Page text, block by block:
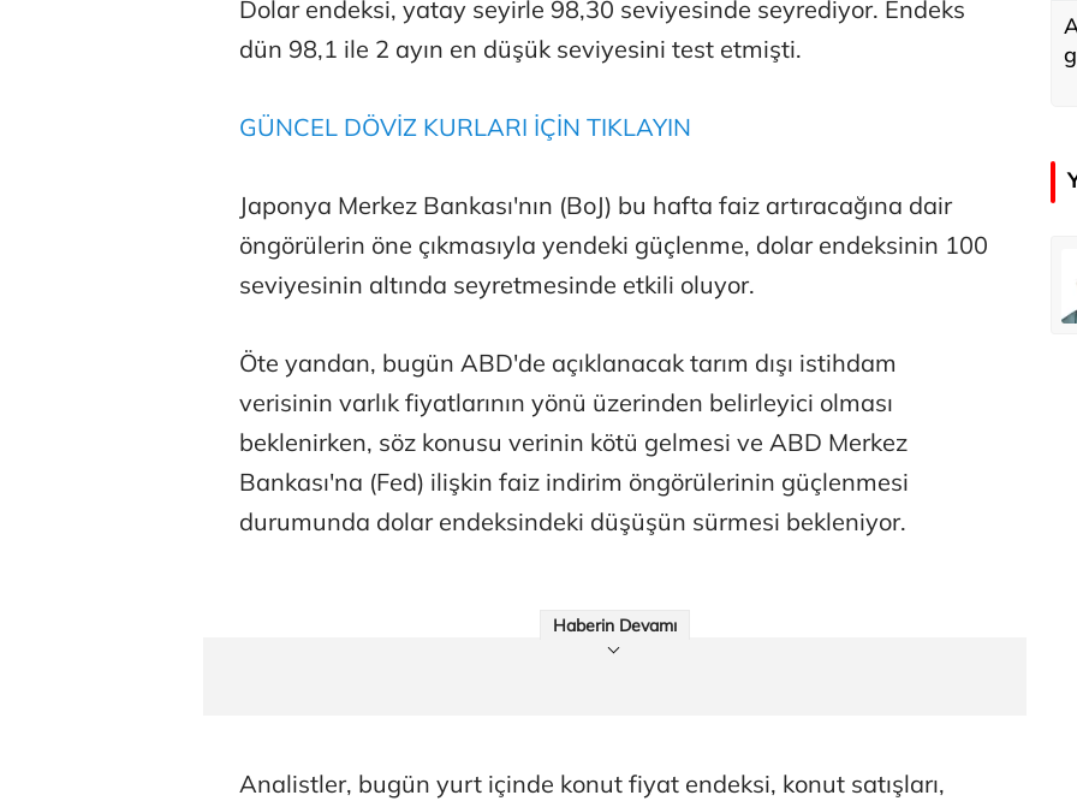
Dolar endeksi, yatay seyirle 98,30 seviyesinde seyrediyor. Endeks
dün 98,1 ile 2 ayın en düşük seviyesini test etmişti.
GÜNCEL DÖVİZ KURLARI İÇİN TIKLAYIN
Japonya Merkez Bankası'nın (BoJ) bu hafta faiz artıracağına dair
öngörülerin öne çıkmasıyla yendeki güçlenme, dolar endeksinin 100
seviyesinin altında seyretmesinde etkili oluyor.
Öte yandan, bugün ABD'de açıklanacak tarım dışı istihdam
verisinin varlık fiyatlarının yönü üzerinden belirleyici olması
beklenirken, söz konusu verinin kötü gelmesi ve ABD Merkez
Bankası'na (Fed) ilişkin faiz indirim öngörülerinin güçlenmesi
durumunda dolar endeksindeki düşüşün sürmesi bekleniyor.
Haberin Devamı
Analistler, bugün yurt içinde konut fiyat endeksi, konut satışları,
Atilay Kandemir
Mağaza açılışı
Özay Şendir
Abbas Güçlü
Zafer Şahin
Mehmet Tez